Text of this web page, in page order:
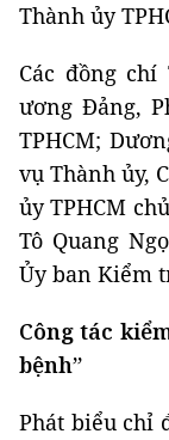
Thành ủy
Các đồng
ương Đảng,
TPHCM;
vụ Thành ủy,
ủy TPHCM
Tô Quang
Ủy ban Kiểm
Công tác
bệnh”
Phát biểu chỉ